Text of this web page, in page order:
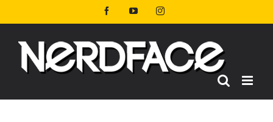
al
FacebookYouTubeInstagram